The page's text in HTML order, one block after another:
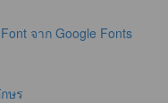
จาก Google Fonts
ษร